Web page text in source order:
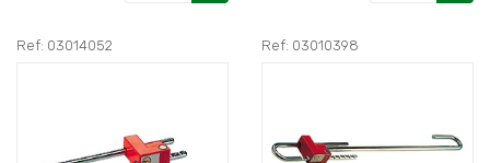
Ref: 03014052 Ref: 03010398